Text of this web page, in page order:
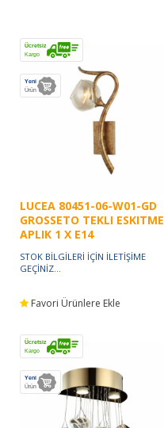
Ücretsiz
Kargo
Yeni
Ürün
LUCEA 80451-06-W01-GD
GROSSETO TEKLI ESKITME
APLIK 1 X E14
STOK BİLGİLERİ İÇİN İLETİŞİME
GEÇİNİZ...
Favori Ürünlere Ekle
Ücretsiz
Kargo
Yeni
Ürün